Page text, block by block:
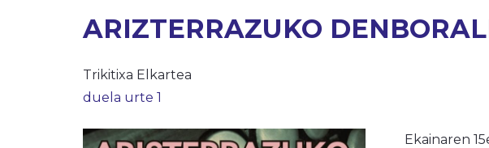
ARIZTERRAZUKO
Trikitixa Elkartea
duela urte 1
Ekainaren